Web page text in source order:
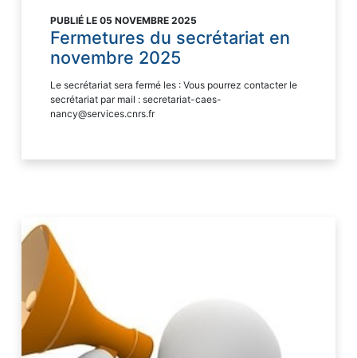
PUBLIÉ LE 05 NOVEMBRE 2025
Fermetures du secrétariat en
novembre 2025
Le secrétariat sera fermé les : Vous pourrez contacter le
secrétariat par mail : secretariat-caes-
nancy@services.cnrs.fr